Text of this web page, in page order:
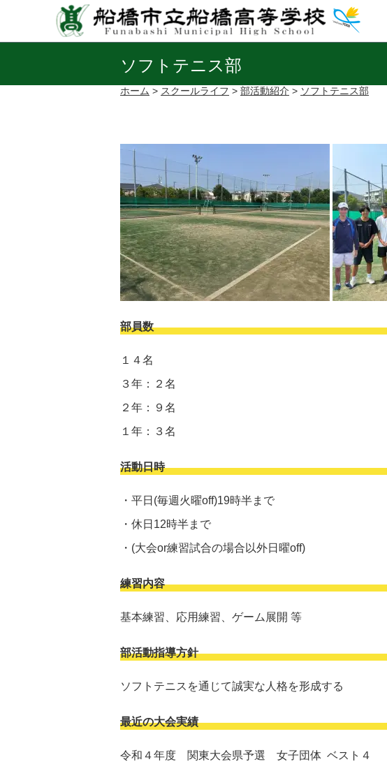
ソフトテニス部
ホーム > スクールライフ > 部活動紹介 > ソフトテニス部
部員数
１４名
３年：２名
２年：９名
１年：３名
活動日時
・平日(毎週火曜off)19時半まで
・休日12時半まで
・(大会or練習試合の場合以外日曜off)
練習内容
基本練習、応用練習、ゲーム展開 等
部活動指導方針
ソフトテニスを通じて誠実な人格を形成する
最近の大会実績
令和４年度 関東大会県予選 女子団体 ベスト４